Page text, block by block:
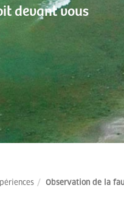
devant vous
Observation de la